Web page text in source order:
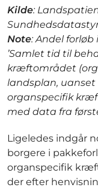
Kilde:
Note: Andel
’Samlet tid til
kræftområdet
landsplan,
organspecifik
med data fra
Ligeledes indgår
borgere i
organspecifik
der efter